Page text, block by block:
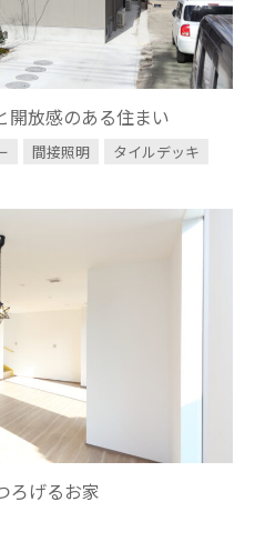
開放感のある住まい
間接照明 タイルデッキ
ろげるお家